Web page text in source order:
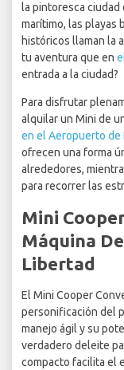
la pintoresca ciudad
marítimo, las playas
históricos llaman la
tu aventura que en
entrada a la ciudad?
Para disfrutar
alquilar un Mini de
en el Aeropuerto de
ofrecen una forma
alrededores,
para recorrer las
Mini
Máquina
Libertad
El Mini Cooper
personificación del
manejo ágil y su
verdadero deleite
compacto facilita el